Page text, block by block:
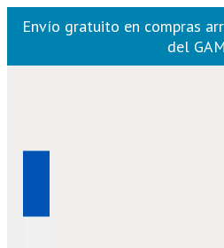
Envío gratuito en compras
del